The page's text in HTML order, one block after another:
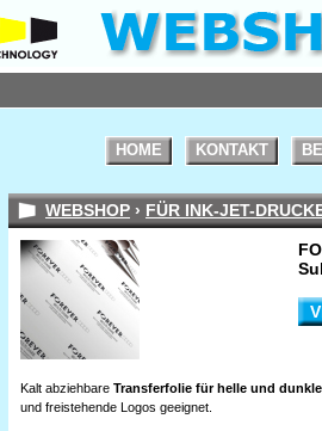
HOME KONTAKT
WEBSHOP › FÜR INK-JET-
Kalt abziehbare Transferfolie für helle und
und freistehende Logos geeignet.